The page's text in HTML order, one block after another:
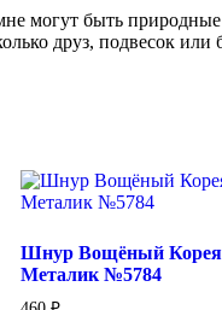
могут быть
друз, подвесок
Шнур Вощёный
Металик №5784